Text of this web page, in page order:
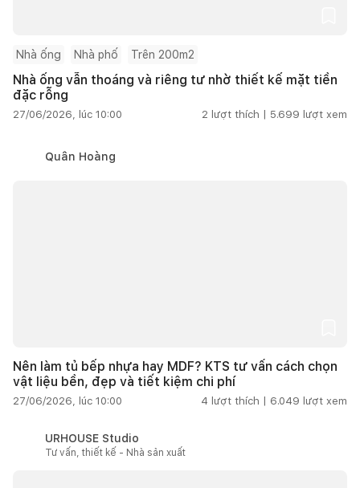
Nhà ống Nhà phố Trên 200m2
Nhà ống vẫn thoáng và riêng tư nhờ thiết kế mặt tiền
đặc rỗng
27/06/2026, lúc 10:00 2 lượt thích | 5.699 lượt xem
Quân Hoàng
Nên làm tủ bếp nhựa hay MDF? KTS tư vấn cách chọn
vật liệu bền, đẹp và tiết kiệm chi phí
27/06/2026, lúc 10:00 4 lượt thích | 6.049 lượt xem
URHOUSE Studio
Tư vấn, thiết kế - Nhà sản xuất